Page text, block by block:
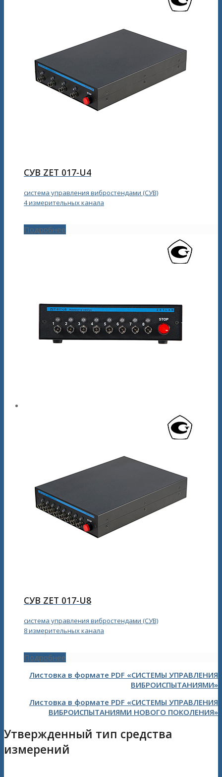
СУВ ZET 017-U4
система управления вибростендами (СУВ)
4 измерительных канала
Подробнее
СУВ ZET 017-U8
система управления вибростендами (СУВ)
8 измерительных канала
Подробнее
Листовка в формате PDF «СИСТЕМЫ УПРАВЛЕНИЯ
ВИБРОИСПЫТАНИЯМИ»
Листовка в формате PDF «СИСТЕМЫ УПРАВЛЕНИЯ
ВИБРОИСПЫТАНИЯМИ НОВОГО ПОКОЛЕНИЯ»
Утвержденный тип средства
измерений